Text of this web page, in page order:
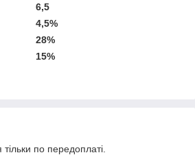
6,5
4,5%
28%
15%
по передоплаті.